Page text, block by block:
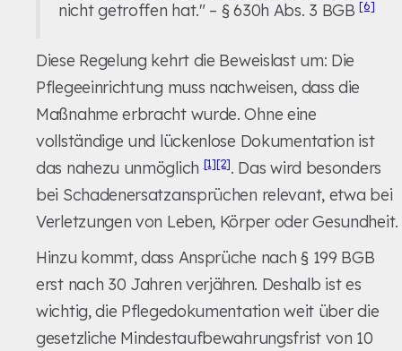
nicht getroffen hat." – § 630h Abs. 3 BGB[6]
Diese Regelung kehrt die Beweislast um: Die
Pflegeeinrichtung muss nachweisen, dass die
Maßnahme erbracht wurde. Ohne eine
vollständige und lückenlose Dokumentation ist
das nahezu unmöglich[1][2]. Das wird besonders
bei Schadenersatzansprüchen relevant, etwa bei
Verletzungen von Leben, Körper oder Gesundheit.
Hinzu kommt, dass Ansprüche nach § 199 BGB
erst nach 30 Jahren verjähren. Deshalb ist es
wichtig, die Pflegedokumentation weit über die
gesetzliche Mindestaufbewahrungsfrist von 10